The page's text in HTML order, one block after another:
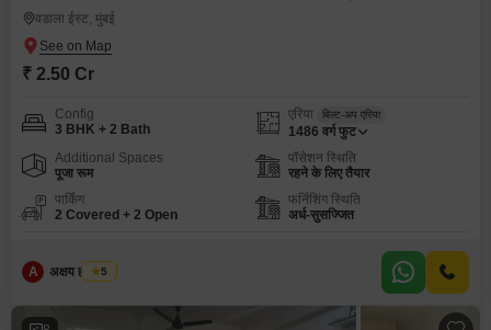
वडाला ईस्ट, मुंबई
₹ 2.50 Cr
Config
3 BHK + 2 Bath
एरिया बिल्ट-अप एरिया
1486 वर्ग फुट
Additional Spaces
पूजा रूम
पॉसेशन स्थिति
रहने के लिए तैयार
पार्किंग
2 Covered + 2 Open
फर्निशिंग स्थिति
अर्ध-सुसज्जित
A अक्षय ह पाटील
5